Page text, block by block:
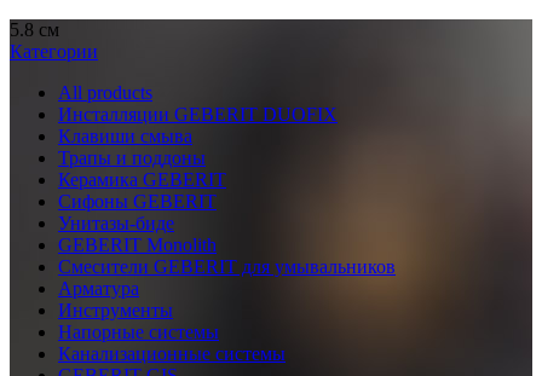
5.8 см
Категории
All products
Инсталляции GEBERIT DUOFIX
Клавиши смыва
Трапы и поддоны
Керамика GEBERIT
Сифоны GEBERIT
Унитазы-биде
GEBERIT Monolith
Смесители GEBERIT для умывальников
Арматура
Инструменты
Напорные системы
Канализационные системы